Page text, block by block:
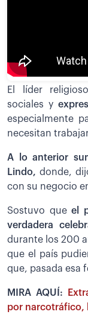
El líder
sociales y
especialmente
necesitan
A lo anterior
Lindo, donde,
con su negocio
Sostuvo queel
verdadera
durante los 200
que el país
que, pasada esa
MIRA AQUÍ:
por narcotráfico,